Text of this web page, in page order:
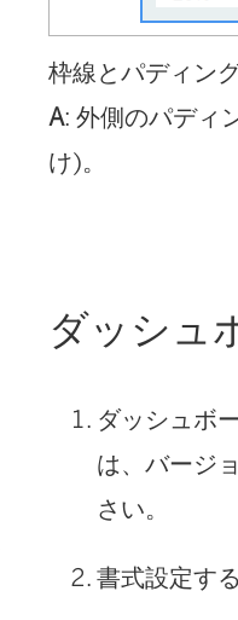
枠線とパディン
A: 外側のパディ
け)。
ダッシュ
ダッシュボ
は、バージ
さい。
書式設定す